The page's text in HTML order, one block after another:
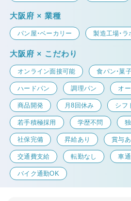
大阪府 × 業種
パン屋・ベーカリー 製造工場・ラ
大阪府 × こだわり
オンライン面接可能 食パン・菓
ハードパン 調理パン オ
商品開発 月8回休み シフ
若手積極採用 学歴不問
社保完備 昇給あり 賞与あ
交通費支給 転勤なし 車
バイク通勤OK